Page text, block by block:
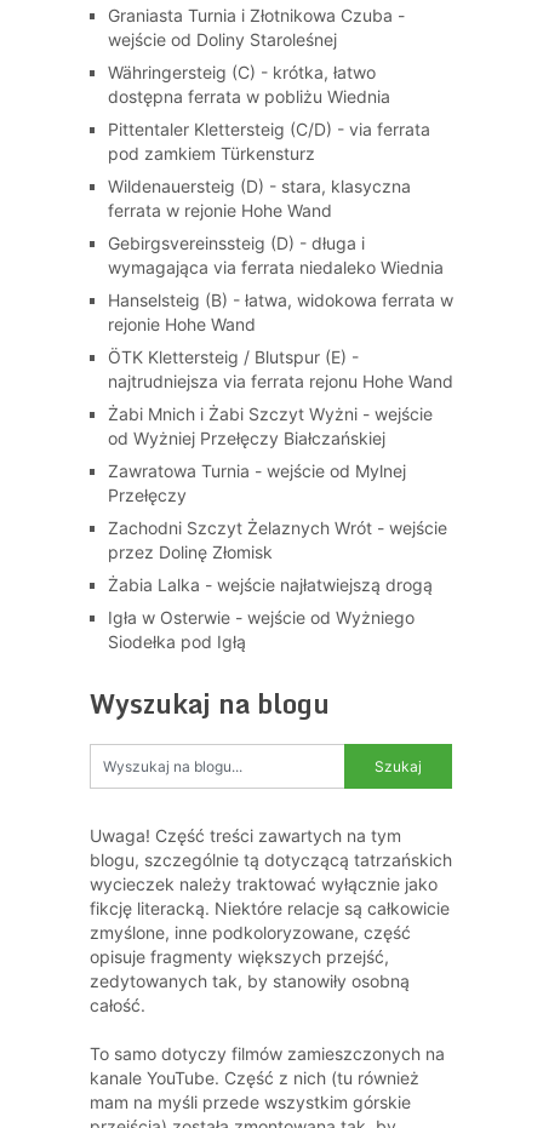
Graniasta Turnia i Złotnikowa Czuba -
wejście od Doliny Staroleśnej
Währingersteig (C) - krótka, łatwo
dostępna ferrata w pobliżu Wiednia
Pittentaler Klettersteig (C/D) - via ferrata
pod zamkiem Türkensturz
Wildenauersteig (D) - stara, klasyczna
ferrata w rejonie Hohe Wand
Gebirgsvereinssteig (D) - długa i
wymagająca via ferrata niedaleko Wiednia
Hanselsteig (B) - łatwa, widokowa ferrata w
rejonie Hohe Wand
ÖTK Klettersteig / Blutspur (E) -
najtrudniejsza via ferrata rejonu Hohe Wand
Żabi Mnich i Żabi Szczyt Wyżni - wejście
od Wyżniej Przełęczy Białczańskiej
Zawratowa Turnia - wejście od Mylnej
Przełęczy
Zachodni Szczyt Żelaznych Wrót - wejście
przez Dolinę Złomisk
Żabia Lalka - wejście najłatwiejszą drogą
Igła w Osterwie - wejście od Wyżniego
Siodełka pod Igłą
Wyszukaj na blogu
Uwaga! Część treści zawartych na tym
blogu, szczególnie tą dotyczącą tatrzańskich
wycieczek należy traktować wyłącznie jako
fikcję literacką. Niektóre relacje są całkowicie
zmyślone, inne podkoloryzowane, część
opisuje fragmenty większych przejść,
zedytowanych tak, by stanowiły osobną
całość.
To samo dotyczy filmów zamieszczonych na
kanale YouTube. Część z nich (tu również
mam na myśli przede wszystkim górskie